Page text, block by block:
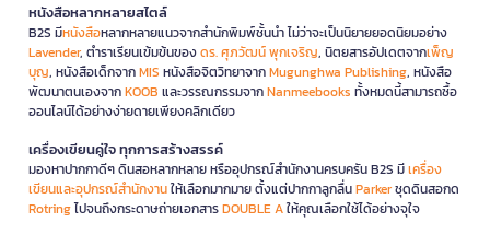
หนังสือหลากหลายสไตล์
B2S มีหนังสือหลากหลายแนวจากสำนักพิมพ์ชั้นนำ ไม่ว่าจะเป็นนิยายยอดนิยมอย่าง
Lavender, ตำราเรียนเข้มข้นของดร. ศุภวัฒน์ พุกเจริญ, นิตยสารอัปเดตจากเพ็ญ
บุญ, หนังสือเด็กจากMIS หนังสือจิตวิทยาจากMugunghwa Publishing, หนังสือ
พัฒนาตนเองจากKOOB และวรรณกรรมจากNanmeebooks ทั้งหมดนี้สามารถซื้อ
ออนไลน์ได้อย่างง่ายดายเพียงคลิกเดียว
เครื่องเขียนคู่ใจ ทุกการสร้างสรรค์
มองหาปากกาดีๆ ดินสอหลากหลาย หรืออุปกรณ์สำนักงานครบครัน B2S มีเครื่อง
เขียนและอุปกรณ์สำนักงานให้เลือกมากมาย ตั้งแต่ปากกาลูกลื่นParkerชุดดินสอกด
Rotringไปจนถึงกระดาษถ่ายเอกสารDOUBLE Aให้คุณเลือกใช้ได้อย่างจุใจ